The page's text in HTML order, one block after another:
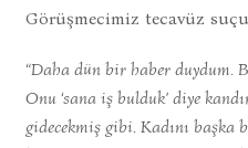
Görüşmecimiz tecavüz
“Daha dün bir haber duydum.
Onu ‘sana iş bulduk’ diye
gidecekmiş gibi. Kadını